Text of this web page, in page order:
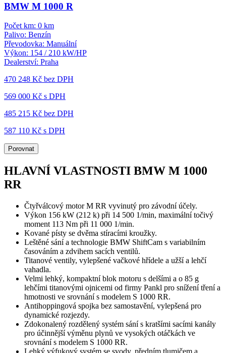
BMW M 1000 R
Počet km: 0 km
Palivo: Benzín
Převodovka: Manuální
Výkon: 154 / 210 kW/HP
Dealerství: Praha
470 248 Kč bez DPH
569 000 Kč s DPH
485 215 Kč bez DPH
587 110 Kč s DPH
Porovnat
HLAVNÍ VLASTNOSTI BMW M 1000
RR
Čtyřválcový motor M RR vyvinutý pro závodní účely.
Výkon 156 kW (212 k) při 14 500 1/min, maximální točivý
moment 113 Nm při 11 000 1/min.
Kované písty se dvěma stíracími kroužky.
Leštěné sání a technologie BMW ShiftCam s variabilním
časováním a zdvihem sacích ventilů.
Titanové ventily, vylepšené vačkové hřídele a užší a lehčí
vahadla.
Velmi lehký, kompaktní blok motoru s delšími a o 85 g
lehčími titanovými ojnicemi od firmy Pankl pro snížení tření a
hmotnosti ve srovnání s modelem S 1000 RR.
Antihoppingová spojka bez samostavění, vylepšená pro
dynamické rozjezdy.
Zdokonalený rozdělený systém sání s kratšími sacími kanály
pro účinnější výměnu plynů ve vysokých otáčkách ve
srovnání s modelem S 1000 RR.